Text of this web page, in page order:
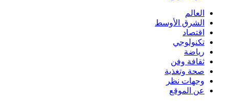
العالم
الشرق الأوسط
اقتصاد
تكنولوجي
رياضة
ثقافة وفن
صحة وتغذية
وجهات نظر
عن الموقع